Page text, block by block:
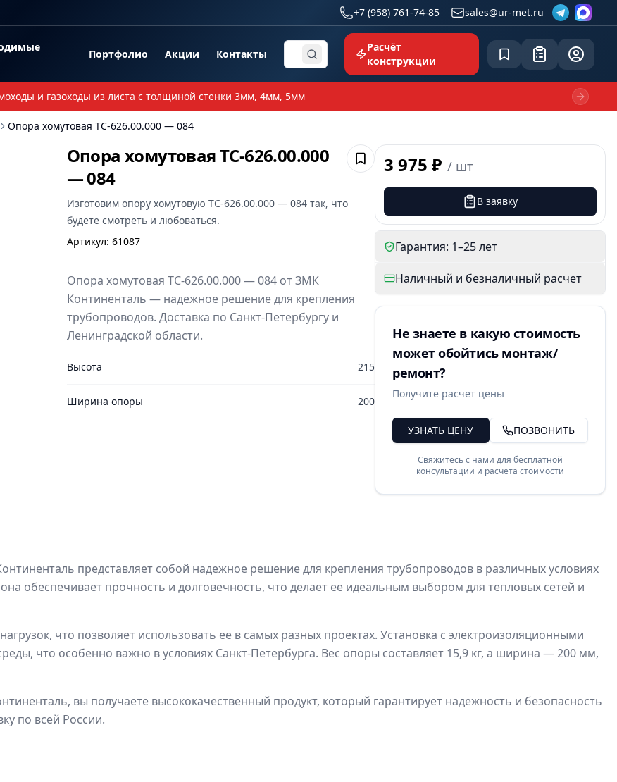
+7 (958) 761-74-85 sales@ur-met.ru
Портфолио Акции Контакты
Расчёт
конструкции
Сохранённое
Заявка
и газоходы из листа с толщиной стенки 3мм, 4мм, 5мм
Next
Опора хомутовая ТС-626.00.000 — 084
Опора хомутовая ТС-626.00.000
— 084
Сохранить
Изготовим опору хомутовую ТС-626.00.000 — 084так, что
будете смотреть и любоваться.
Артикул: 61087
Опора хомутовая ТС-626.00.000 — 084 от ЗМК
Континенталь — надежное решение для крепления
трубопроводов. Доставка по Санкт-Петербургу и
Ленинградской области.
Высота 215
Ширина опоры 200
3 975 ₽ / шт
В заявку
Гарантия: 1–25 лет
Наличный и безналичный расчет
Не знаете в какую стоимость
может обойтись монтаж/
ремонт?
Получите расчет цены
УЗНАТЬ ЦЕНУ ПОЗВОНИТЬ
Свяжитесь с нами для бесплатной
консультации и расчёта стоимости
представляет собой надежное решение для крепления трубопроводов в различных условиях
обеспечивает прочность и долговечность, что делает ее идеальным выбором для тепловых сетей и
что позволяет использовать ее в самых разных проектах. Установка с электроизоляционными
что особенно важно в условиях Санкт-Петербурга. Вес опоры составляет 15,9 кг, а ширина — 200 мм,
вы получаете высококачественный продукт, который гарантирует надежность и безопасность
по всей России.